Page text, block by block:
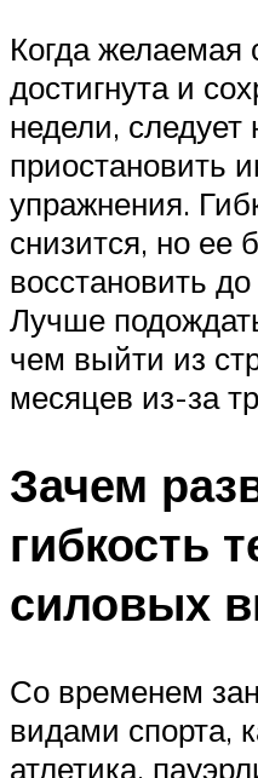
Когда желаемая
достигнута и
недели, следует
приостановить
упражнения.
снизится, но ее
восстановить
Лучше
чем выйти из
месяцев из-за
Зачем
гибкость
силовых
Со временем
видами спорта,
атлетика,